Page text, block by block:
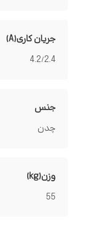
جریان کاری(A)
4.2/2.4
جنس
چدن
وزن(kg)
55